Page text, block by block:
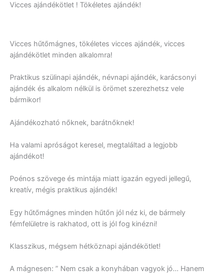
Vicces ajándékötlet ! Tökéletes ajándék!
Vicces hűtőmágnes, tökéletes vicces ajándék, vicces
ajándékötlet minden alkalomra!
Praktikus szülinapi ajándék, névnapi ajándék, karácsonyi
ajándék és alkalom nélkül is örömet szerezhetsz vele
bármikor!
Ajándékozható nőknek, barátnőknek!
Ha valami apróságot keresel, megtaláltad a legjobb
ajándékot!
Poénos szövege és mintája miatt igazán egyedi jellegű,
kreatív, mégis praktikus ajándék!
Egy hűtőmágnes minden hűtőn jól néz ki, de bármely
fémfelületre is rakhatod, ott is jól fog kinézni!
Klasszikus, mégsem hétköznapi ajándékötlet!
A mágnesen: ” Nem csak a konyhában vagyok jó… Hanem